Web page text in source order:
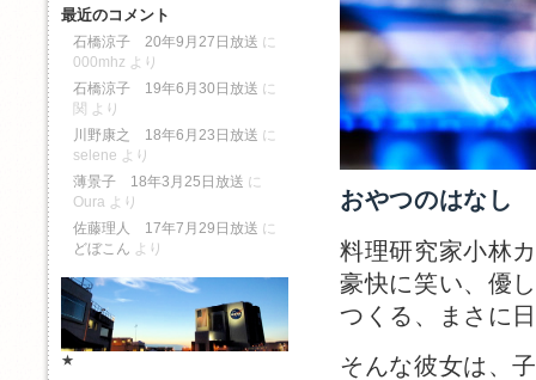
おやつのはなし
料理研究家小林
豪快に笑い、優
つくる、まさに
そんな彼女は、
最近のコメント
石橋涼子 20年9月27日放送 に
000mhz より
石橋涼子 19年6月30日放送 に
関 より
川野康之 18年6月23日放送 に
selene より
薄景子 18年3月25日放送 に
Oura より
佐藤理人 17年7月29日放送 に
どぼこん より
★